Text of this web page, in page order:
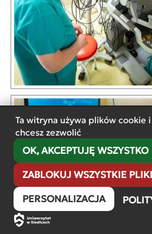
Ta witryna używa plików cookie
chcesz zezwolić
OK, AKCEPTUJĘ WSZYSTKO
ZABLOKUJ WSZYSTKIE
PERSONALIZACJA